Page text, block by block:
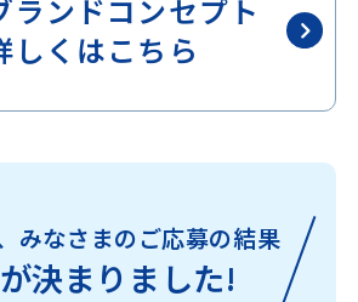
ランドコンセプト
しくはこちら
みなさまのご応募の結果
決まりました!